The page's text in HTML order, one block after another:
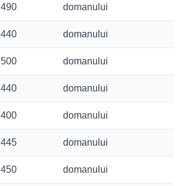
490 domanului
440 domanului
500 domanului
440 domanului
400 domanului
445 domanului
450 domanului